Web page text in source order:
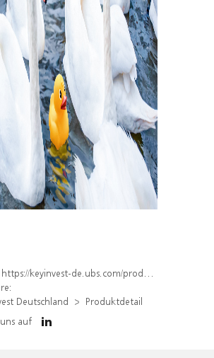
https://keyinvest-de.ubs.com/produkt/detail/index/isin/DE000WA618H7
Deutschland
Produktdetail
auf